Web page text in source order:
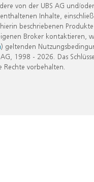
von der UBS AG und/
Inhalte,
beschriebenen
Broker kontaktieren,
) geltenden
1998 - 2026. Das
vorbehalten.